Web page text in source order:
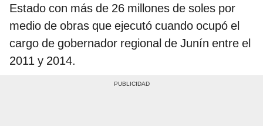
Estado con más de 26 millones de soles por
medio de obras que ejecutó cuando ocupó el
cargo de gobernador regional de Junín entre el
2011 y 2014.